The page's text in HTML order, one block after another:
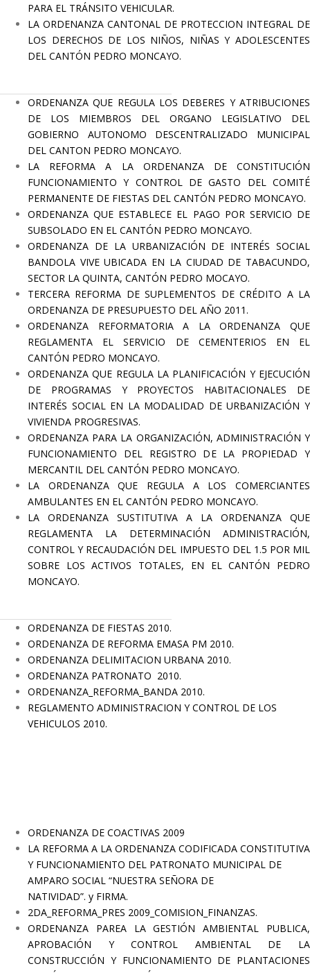
PARA EL TRÁNSITO VEHICULAR.
LA ORDENANZA CANTONAL DE PROTECCION INTEGRAL DE
LOS DERECHOS DE LOS NIÑOS, NIÑAS Y ADOLESCENTES
DEL CANTÓN PEDRO MONCAYO.
ORDENANZA QUE REGULA LOS DEBERES Y ATRIBUCIONES
DE LOS MIEMBROS DEL ORGANO LEGISLATIVO DEL
GOBIERNO AUTONOMO DESCENTRALIZADO MUNICIPAL
DEL CANTON PEDRO MONCAYO.
LA REFORMA A LA ORDENANZA DE CONSTITUCIÓN
FUNCIONAMIENTO Y CONTROL DE GASTO DEL COMITÉ
PERMANENTE DE FIESTAS DEL CANTÓN PEDRO MONCAYO.
ORDENANZA QUE ESTABLECE EL PAGO POR SERVICIO DE
SUBSOLADO EN EL CANTÓN PEDRO MONCAYO.
ORDENANZA DE LA URBANIZACIÓN DE INTERÉS SOCIAL
BANDOLA VIVE UBICADA EN LA CIUDAD DE TABACUNDO,
SECTOR LA QUINTA, CANTÓN PEDRO MOCAYO.
TERCERA REFORMA DE SUPLEMENTOS DE CRÉDITO A LA
ORDENANZA DE PRESUPUESTO DEL AÑO 2011.
ORDENANZA REFORMATORIA A LA ORDENANZA QUE
REGLAMENTA EL SERVICIO DE CEMENTERIOS EN EL
CANTÓN PEDRO MONCAYO.
ORDENANZA QUE REGULA LA PLANIFICACIÓN Y EJECUCIÓN
DE PROGRAMAS Y PROYECTOS HABITACIONALES DE
INTERÉS SOCIAL EN LA MODALIDAD DE URBANIZACIÓN Y
VIVIENDA PROGRESIVAS.
ORDENANZA PARA LA ORGANIZACIÓN, ADMINISTRACIÓN Y
FUNCIONAMIENTO DEL REGISTRO DE LA PROPIEDAD Y
MERCANTIL DEL CANTÓN PEDRO MONCAYO.
LA ORDENANZA QUE REGULA A LOS COMERCIANTES
AMBULANTES EN EL CANTÓN PEDRO MONCAYO.
LA ORDENANZA SUSTITUTIVA A LA ORDENANZA QUE
REGLAMENTA LA DETERMINACIÓN ADMINISTRACIÓN,
CONTROL Y RECAUDACIÓN DEL IMPUESTO DEL 1.5 POR MIL
SOBRE LOS ACTIVOS TOTALES, EN EL CANTÓN PEDRO
MONCAYO.
ORDENANZA DE FIESTAS 2010.
ORDENANZA DE REFORMA EMASA PM 2010.
ORDENANZA DELIMITACION URBANA 2010.
ORDENANZA PATRONATO 2010.
ORDENANZA_REFORMA_BANDA 2010.
REGLAMENTO ADMINISTRACION Y CONTROL DE LOS
VEHICULOS 2010.
ORDENANZA DE COACTIVAS 2009
LA REFORMA A LA ORDENANZA CODIFICADA CONSTITUTIVA
Y FUNCIONAMIENTO DEL PATRONATO MUNICIPAL DE
AMPARO SOCIAL “NUESTRA SEÑORA DE
NATIVIDAD”. y FIRMA.
2DA_REFORMA_PRES 2009_COMISION_FINANZAS.
ORDENANZA PAREA LA GESTIÓN AMBIENTAL PUBLICA,
APROBACIÓN Y CONTROL AMBIENTAL DE LA
CONSTRUCCIÓN Y FUNCIONAMIENTO DE PLANTACIONES